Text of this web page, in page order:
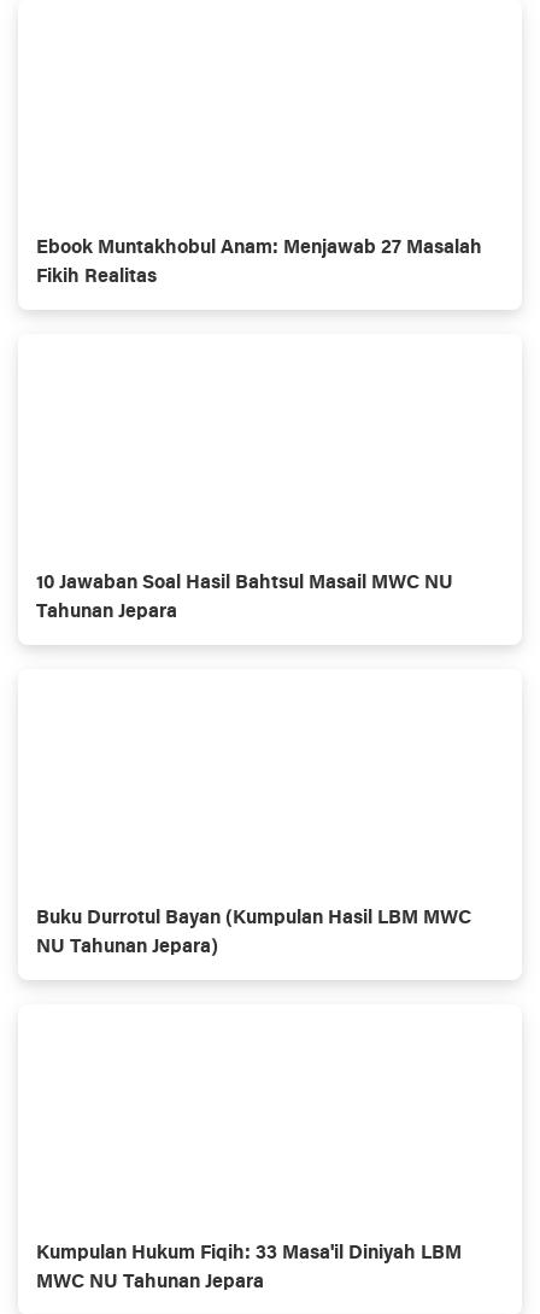
Ebook Muntakhobul Anam: Menjawab 27 Masalah
Fikih Realitas
10 Jawaban Soal Hasil Bahtsul Masail MWC NU
Tahunan Jepara
Buku Durrotul Bayan (Kumpulan Hasil LBM MWC
NU Tahunan Jepara)
Kumpulan Hukum Fiqih: 33 Masa'il Diniyah LBM
MWC NU Tahunan Jepara